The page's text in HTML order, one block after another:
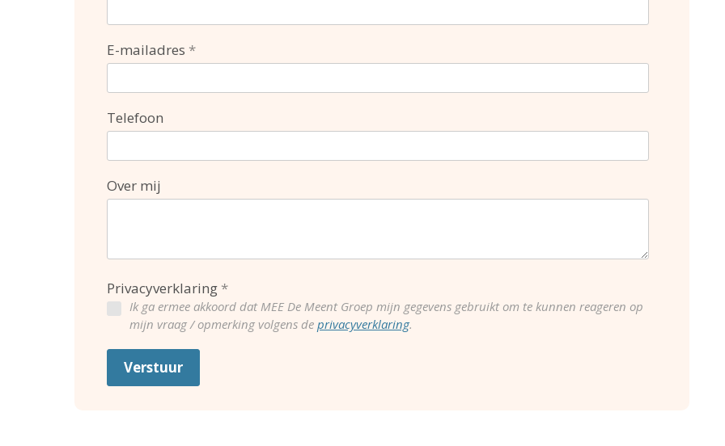
E-mailadres
Telefoon
Over mij
Privacyverklaring
Ik ga ermee akkoord dat MEE De Meent Groep mijn gegevens gebruikt om te kunnen reageren op
mijn vraag / opmerking volgens de privacyverklaring.
Verstuur